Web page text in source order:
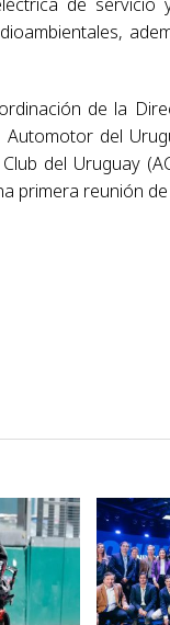
de la
del
del Uruguay
primera reunión